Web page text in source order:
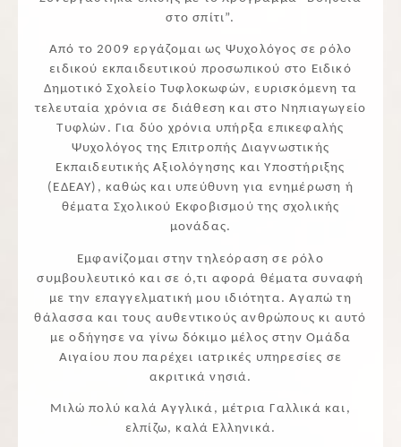
στο σπίτι”.
Από το 2009 εργάζομαι ως Ψυχολόγος σε ρόλο
ειδικού εκπαιδευτικού προσωπικού στο Ειδικό
Δημοτικό Σχολείο Τυφλοκωφών, ευρισκόμενη τα
τελευταία χρόνια σε διάθεση και στο Νηπιαγωγείο
Τυφλών. Για δύο χρόνια υπήρξα επικεφαλής
Ψυχολόγος της Επιτροπής Διαγνωστικής
Εκπαιδευτικής Αξιολόγησης και Υποστήριξης
(ΕΔΕΑΥ), καθώς και υπεύθυνη για ενημέρωση ή
θέματα Σχολικού Εκφοβισμού της σχολικής
μονάδας.
Εμφανίζομαι στην τηλεόραση σε ρόλο
συμβουλευτικό και σε ό,τι αφορά θέματα συναφή
με την επαγγελματική μου ιδιότητα. Αγαπώ τη
θάλασσα και τους αυθεντικούς ανθρώπους κι αυτό
με οδήγησε να γίνω δόκιμο μέλος στην Ομάδα
Αιγαίου που παρέχει ιατρικές υπηρεσίες σε
ακριτικά νησιά.
Μιλώ πολύ καλά Αγγλικά, μέτρια Γαλλικά και,
ελπίζω, καλά Ελληνικά.